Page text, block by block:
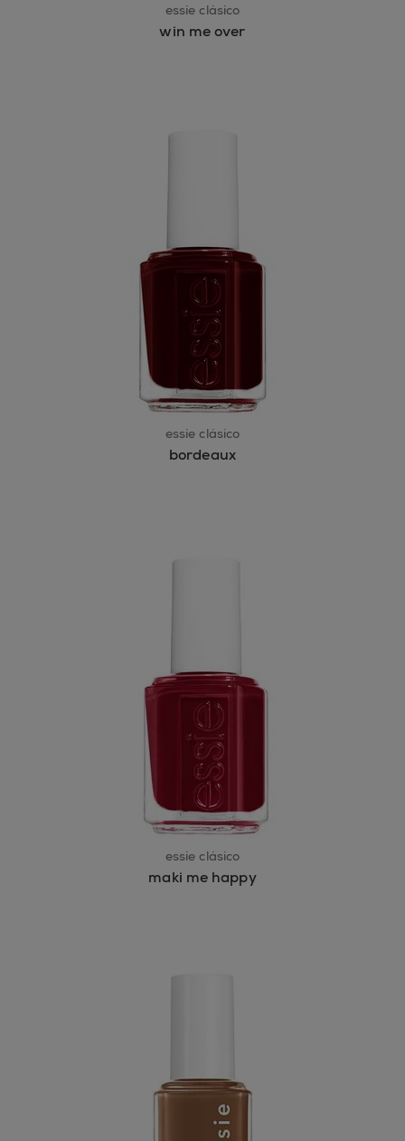
essie clásico
win me over
essie clásico
bordeaux
essie clásico
maki me happy